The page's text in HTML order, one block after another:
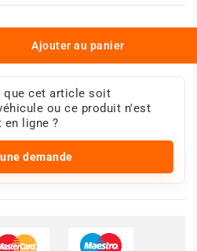
Ajouter au panier
que cet article soit
ou ce produit n'est
en ligne ?
demande